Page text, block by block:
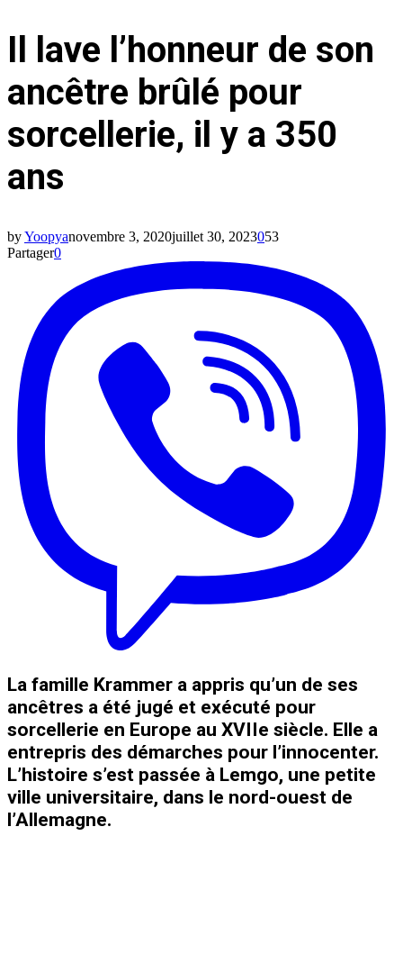
Il lave l’honneur de son
ancêtre brûlé pour
sorcellerie, il y a 350
ans
byYoopyanovembre 3, 2020juillet 30, 2023053
Partager0
La famille Krammer a appris qu’un de ses
ancêtres a été jugé et exécuté pour
sorcellerie en Europe au XVIIe siècle. Elle a
entrepris des démarches pour l’innocenter.
L’histoire s’est passée à Lemgo, une petite
ville universitaire, dans le nord-ouest de
l’Allemagne.